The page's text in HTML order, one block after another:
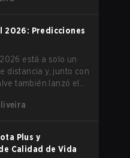
2026: Predicciones
está a solo un
distancia y, junto con
también lanzó el
la Fase de Grupos
Plus y
Calidad de Vida